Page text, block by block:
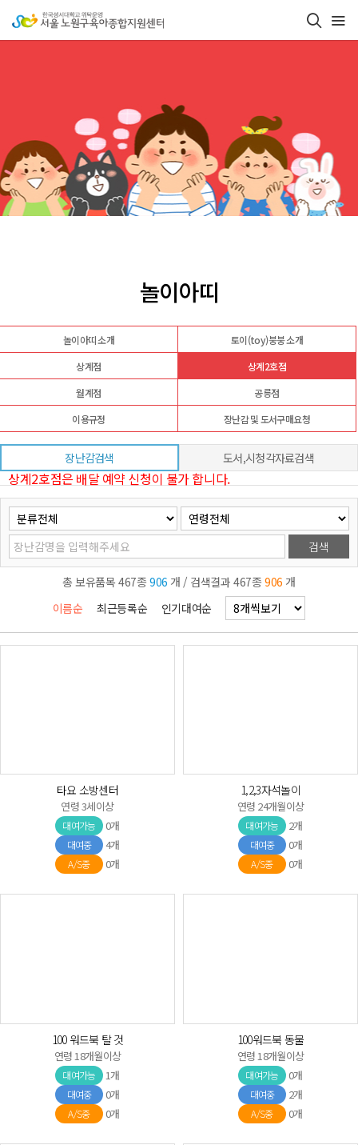
놀이아띠
놀이아띠 소개
토이(toy)붕붕 소개
상계점
상계2호점
월계점
공릉점
이용규정
장난감 및 도서구매요청
장난감검색 도서,시청각자료검색
상계2호점은 배달 예약 신청이 불가 합니다.
검색
총 보유품목 467종 906 개 / 검색결과 467종 906 개
이름순
최근등록순 인기대여순
타요 소방센터
연령 3세이상
대여가능 0개
대여중 4개
A/S중 0개
1,2,3자석놀이
연령 24개월이상
대여가능 2개
대여중 0개
A/S중 0개
100 워드북 탈 것
연령 18개월이상
대여가능 1개
대여중 0개
A/S중 0개
100워드북 동물
연령 18개월이상
대여가능 0개
대여중 2개
A/S중 0개